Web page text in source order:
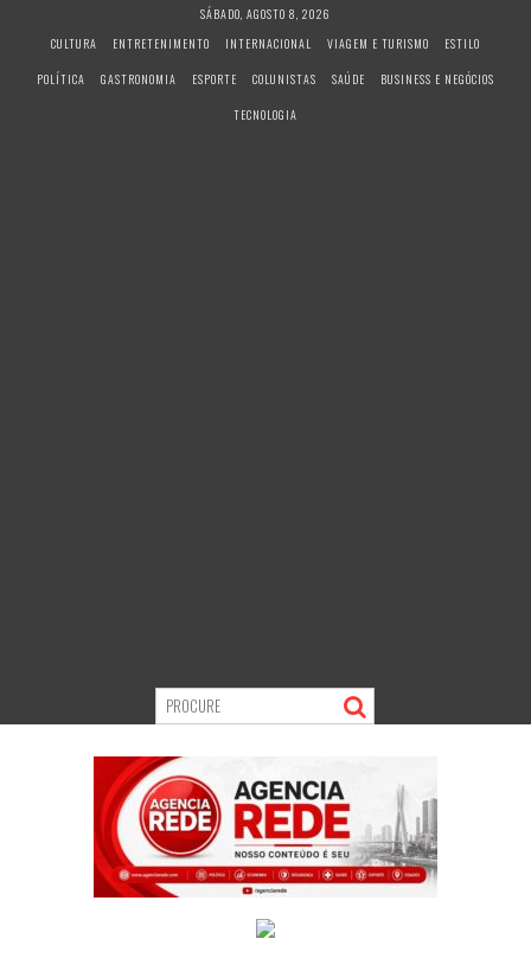
SÁBADO, AGOSTO 8, 2026
CULTURA
ENTRETENIMENTO INTERNACIONAL VIAGEM E TURISMO
ESTILO
POLÍTICA
GASTRONOMIA ESPORTE COLUNISTAS SAÚDE
BUSINESS E NEGÓCIOS
TECNOLOGIA